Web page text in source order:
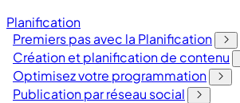
Planification
Premiers pas avec la Planification
Création et planification de contenu
Optimisez votre programmation
Publication par réseau social